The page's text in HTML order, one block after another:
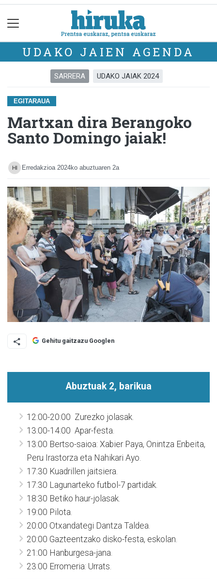
UDAKO JAIEN AGENDA
SARRERA UDAKO JAIAK 2024
EGITARAUA
Martxan dira Berangoko
Santo Domingo jaiak!
Erredakzioa 2024ko abuztuaren 2a
Gehitu gaitzazu Googlen
Abuztuak 2, barikua
12:00-20:00 Zurezko jolasak.
13:00-14:00 Apar-festa.
13:00 Bertso-saioa: Xabier Paya, Onintza Enbeita,
Peru Irastorza eta Nahikari Ayo.
17:30 Kuadrillen jaitsiera.
17:30 Lagunarteko futbol-7 partidak.
18:30 Betiko haur-jolasak.
19:00 Pilota.
20:00 Otxandategi Dantza Taldea.
20:00 Gazteentzako disko-festa, eskolan.
21:00 Hanburgesa-jana.
23:00 Erromeria: Urrats.